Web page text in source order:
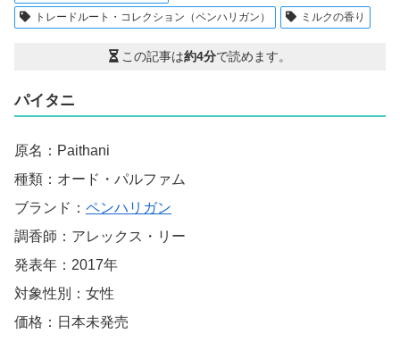
トレードルート・コレクション（ペンハリガン）
ミルクの香り
この記事は約4分で読めます。
パイタニ
原名：Paithani
種類：オード・パルファム
ブランド： ペンハリガン
調香師：アレックス・リー
発表年：2017年
対象性別：女性
価格：日本未発売